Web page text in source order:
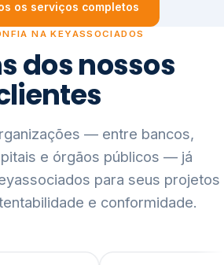
os serviços completos
NA KEYASSOCIADOS
dos nossos
— entre bancos,
e órgãos públicos — já
para seus projetos
e conformidade.